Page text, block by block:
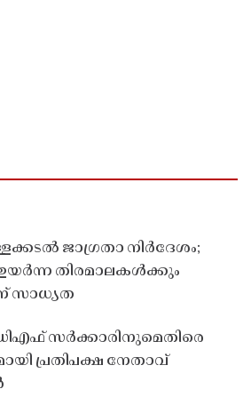
ജാഗ്രതാ നിർദേശം;
ഉയർന്ന തിരമാലകൾക്കും
സാധ്യത
സർക്കാരിനുമെതിരെ
പ്രതിപക്ഷ നേതാവ്